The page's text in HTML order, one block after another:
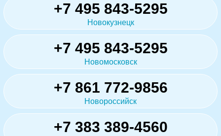
+7 495 843-5295
Новокузнецк
+7 495 843-5295
Новомосковск
+7 861 772-9856
Новороссийск
+7 383 389-4560